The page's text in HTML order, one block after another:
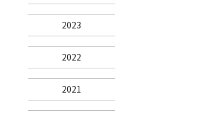
2023
2022
2021